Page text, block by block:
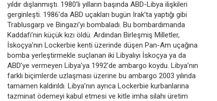
yıldır dışlanmıştı. 1980’li yılların başında ABD-Libya ilişkileri
gerginleşti. 1986’da ABD uçakları bugün Irak’ta yaptığı gibi
Trablusgarp ve Bingazi’yi bombaladı. Bu bombardımanda
Kaddafi’nin küçük kızı öldü. Ardından Birleşmiş Milletler,
İskoçya’nın Lockerbie kenti üzerinde düşen Pan-Am uçağına
bomba yerleştirmekle suçlanan iki Libyalıyı İskoçya ya da
ABD’ye vermeyen Libya’ya 1992’de ambargo koydu. Libya’nın
farklı biçimlerde uzlaşması üzerine bu ambargo 2003 yılında
tamamen kaldırıldı. Libya’nın ayrıca Lockerbie kurbanlarına
tazminat ödemeyi kabul etmesi ve kitle imha silahı üretim